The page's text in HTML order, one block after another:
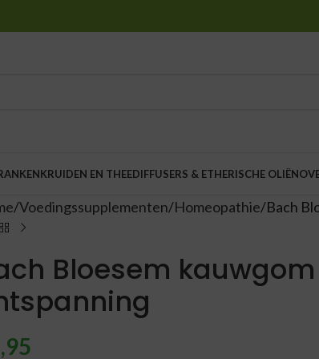
KRUIDEN EN THEEDIFFUSERS & ETHERISCHE OLIËN
Voedingssupplementen Homeopathie Bach
Bloesem